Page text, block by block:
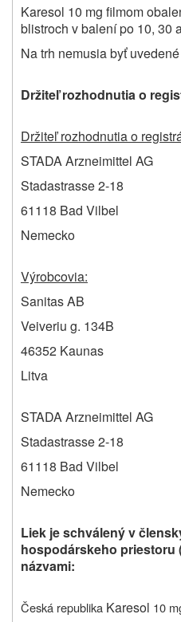
Karesol 10 mg filmom
blistroch v balení po 10, 30
Na trh nemusia byť
Držiteľ rozhodnutia o
Držiteľ rozhodnutia o
STADA Arzneimittel AG
Stadastrasse 2-18
61118 Bad Vilbel
Nemecko
Výrobcovia:
Sanitas AB
Veiveriu g. 134B
46352 Kaunas
Litva
STADA Arzneimittel AG
Stadastrasse 2-18
61118 Bad Vilbel
Nemecko
Liek je schválený v
hospodárskeho priestoru
názvami:
Česká republika Karesol 10